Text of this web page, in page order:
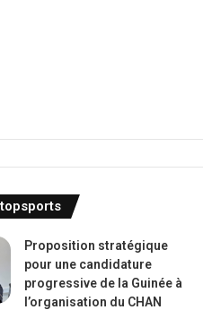
Proposition stratégique
pour une candidature
progressive de la Guinée à
l’organisation du CHAN